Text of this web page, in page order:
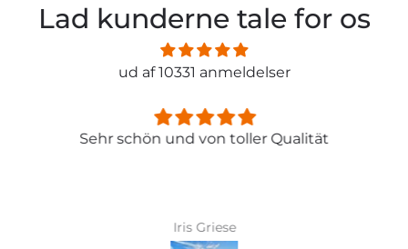
Lad kunderne tale for os
ud af 10331 anmeldelser
Sehr schön und von toller Qualität
Iris Griese